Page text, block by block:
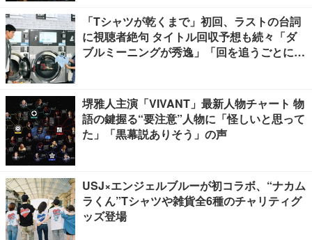
「Tシャツが乾くまで」初回、ラストの台詞
に視聴者絶句 タイトル回収予想も続々「ダ
ブルミーニングが秀逸」「回を追うごとに意
堺雅人主演「VIVANT」最新人物チャート 物
語の鍵握る“要注意”人物に「怪しいと思って
た」「黒幕説ありそう」の声
USJ×エンジェルブルーが初コラボ、“ナカム
ラくん”Tシャツや雑貨全6種のチャリティグ
ッズ登場